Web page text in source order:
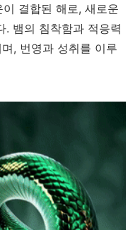
결합된 해로, 새로운
. 뱀의 침착함과 적응력
, 번영과 성취를 이루